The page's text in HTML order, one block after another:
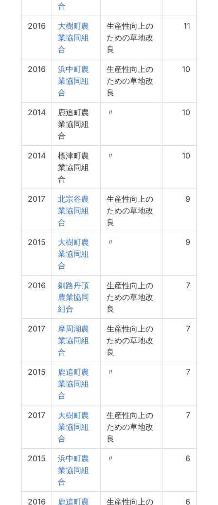
合
2016
大樹町農
業協同組
合
生産性向上の
ための草地改
良
11
2016
浜中町農
業協同組
合
生産性向上の
ための草地改
良
10
2014
鹿追町農
業協同組
合
〃 10
2014
標津町農
業協同組
合
〃 10
2017
北宗谷農
業協同組
合
生産性向上の
ための草地改
良
9
2015
大樹町農
業協同組
合
〃 9
2016
釧路丹頂
農業協同
組合
生産性向上の
ための草地改
良
7
2017
摩周湖農
業協同組
合
生産性向上の
ための草地改
良
7
2015
鹿追町農
業協同組
合
〃 7
2017
大樹町農
業協同組
合
生産性向上の
ための草地改
良
7
2015
浜中町農
業協同組
合
〃 6
2016 鹿追町農 生産性向上の 6